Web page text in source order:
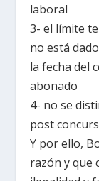
laboral
3- el límite
no está
la fecha del
abonado
4- no se
post
Y por ello,
razón y que